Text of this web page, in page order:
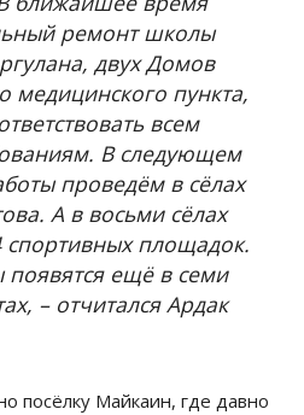
ремонт школы
двух Домов
медицинского пункта,
всем
В следующем
проведём в сёлах
А в восьми сёлах
спортивных площадок.
появятся ещё в семи
– отчитался Ардак
посёлку Майкаин, где давно